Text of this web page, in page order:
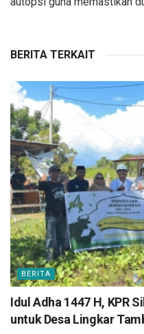
BERITA TERKAIT
BERITA
Idul Adha 1447 H, KPR
untuk Desa Lingkar